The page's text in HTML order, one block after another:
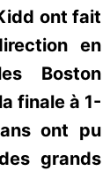
ont fait
en
Boston
finale à 1-
ont pu
grands